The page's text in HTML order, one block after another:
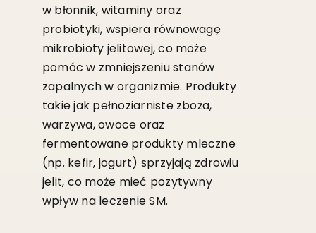
w błonnik, witaminy oraz
probiotyki, wspiera równowagę
mikrobioty jelitowej, co może
pomóc w zmniejszeniu stanów
zapalnych w organizmie. Produkty
takie jak pełnoziarniste zboża,
warzywa, owoce oraz
fermentowane produkty mleczne
(np. kefir, jogurt) sprzyjają zdrowiu
jelit, co może mieć pozytywny
wpływ na leczenie SM.